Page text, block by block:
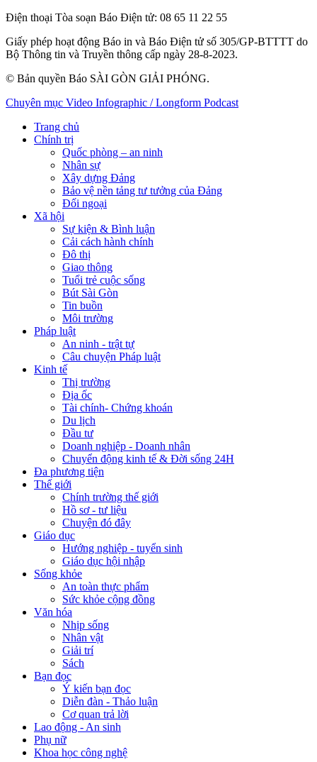
Điện thoại Tòa soạn Báo Điện tử: 08 65 11 22 55
Giấy phép hoạt động Báo in và Báo Điện tử số 305/GP-BTTTT do
Bộ Thông tin và Truyền thông cấp ngày 28-8-2023.
© Bản quyền Báo SÀI GÒN GIẢI PHÓNG.
Chuyên mục Video Infographic / Longform Podcast
Trang chủ
Chính trị
Quốc phòng – an ninh
Nhân sự
Xây dựng Đảng
Bảo vệ nền tảng tư tưởng của Đảng
Đối ngoại
Xã hội
Sự kiện & Bình luận
Cải cách hành chính
Đô thị
Giao thông
Tuổi trẻ cuộc sống
Bút Sài Gòn
Tin buồn
Môi trường
Pháp luật
An ninh - trật tự
Câu chuyện Pháp luật
Kinh tế
Thị trường
Địa ốc
Tài chính- Chứng khoán
Du lịch
Đầu tư
Doanh nghiệp - Doanh nhân
Chuyển động kinh tế & Đời sống 24H
Đa phương tiện
Thế giới
Chính trường thế giới
Hồ sơ - tư liệu
Chuyện đó đây
Giáo dục
Hướng nghiệp - tuyển sinh
Giáo dục hội nhập
Sống khỏe
An toàn thực phẩm
Sức khỏe cộng đồng
Văn hóa
Nhịp sống
Nhân vật
Giải trí
Sách
Bạn đọc
Ý kiến bạn đọc
Diễn đàn - Thảo luận
Cơ quan trả lời
Lao động - An sinh
Phụ nữ
Khoa học công nghệ